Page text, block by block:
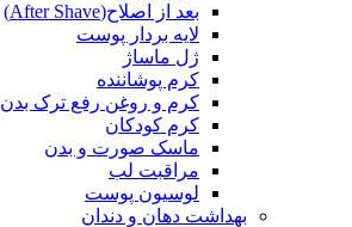
بعد از اصلاح(After Shave)
لایه بردار پوست
ژل ماساژ
کرم پوشاننده
کرم و روغن رفع ترک بدن
کرم کودکان
ماسک صورت و بدن
مراقبت لب
لوسیون پوست
بهداشت دهان و دندان